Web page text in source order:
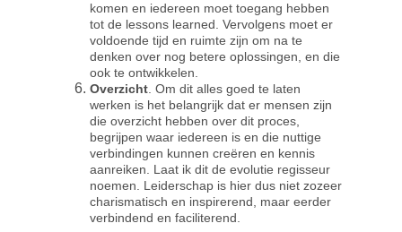
komen en iedereen moet toegang hebben
tot de lessons learned. Vervolgens moet er
voldoende tijd en ruimte zijn om na te
denken over nog betere oplossingen, en die
ook te ontwikkelen.
Overzicht . Om dit alles goed te laten
werken is het belangrijk dat er mensen zijn
die overzicht hebben over dit proces,
begrijpen waar iedereen is en die nuttige
verbindingen kunnen creëren en kennis
aanreiken. Laat ik dit de evolutie regisseur
noemen. Leiderschap is hier dus niet zozeer
charismatisch en inspirerend, maar eerder
verbindend en faciliterend.